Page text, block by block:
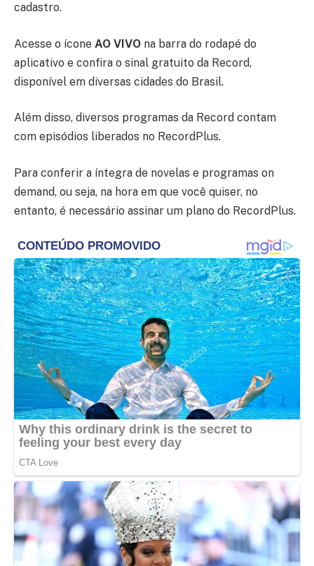
cadastro.
Acesse o ícone AO VIVO na barra do rodapé do
aplicativo e confira o sinal gratuito da Record,
disponível em diversas cidades do Brasil.
Além disso, diversos programas da Record contam
com episódios liberados no RecordPlus.
Para conferir a íntegra de novelas e programas on
demand, ou seja, na hora em que você quiser, no
entanto, é necessário assinar um plano do RecordPlus.